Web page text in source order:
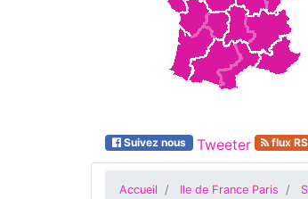
Suivez nous Tweeter flux
Accueil Ile de France Paris